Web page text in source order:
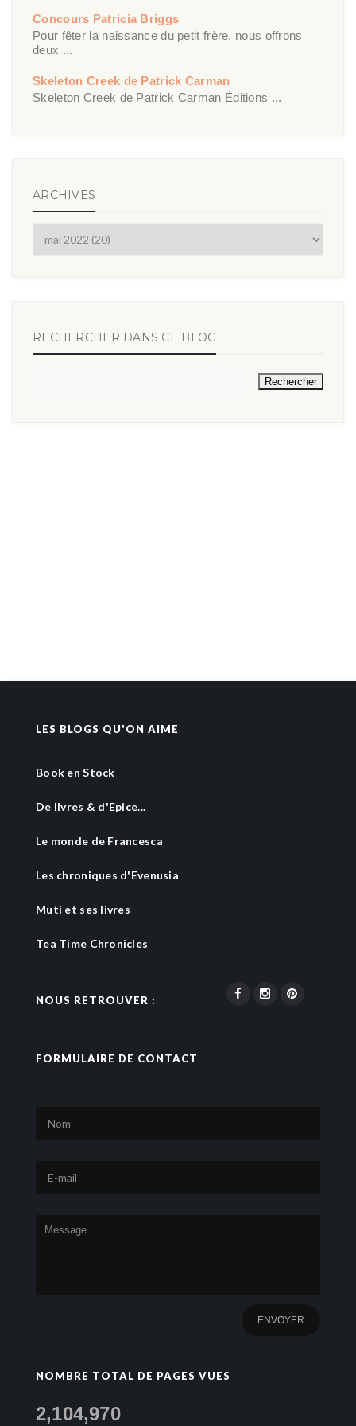
Concours Patricia Briggs
Pour fêter la naissance du petit frère, nous offrons
deux ...
Skeleton Creek de Patrick Carman
Skeleton Creek de Patrick Carman Éditions ...
ARCHIVES
RECHERCHER DANS CE BLOG
LES BLOGS QU'ON AIME
Book en Stock
De livres & d'Epice...
Le monde de Francesca
Les chroniques d'Evenusia
Muti et ses livres
Tea Time Chronicles
NOUS RETROUVER :
FORMULAIRE DE CONTACT
NOMBRE TOTAL DE PAGES VUES
2,104,970